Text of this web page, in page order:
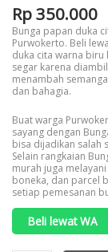
Rp350.000
Bunga papan duka
Purwokerto. Beli
duka cita warna biru
segar karena
menambah
dan bahagia.
Buat warga
sayang dengan
bisa dijadikan salah
Selain rangkaian
murah juga
boneka, dan parcel
setiap pemesanan
Beli lewat WA